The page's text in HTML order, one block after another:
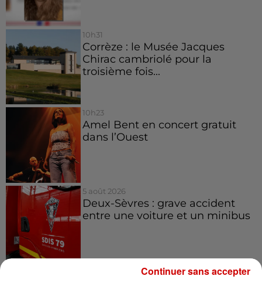
10h31
Corrèze : le Musée Jacques
Chirac cambriolé pour la
troisième fois...
10h23
Amel Bent en concert gratuit
dans l’Ouest
5 août 2026
Deux-Sèvres : grave accident
entre une voiture et un minibus
Continuer sans accepter